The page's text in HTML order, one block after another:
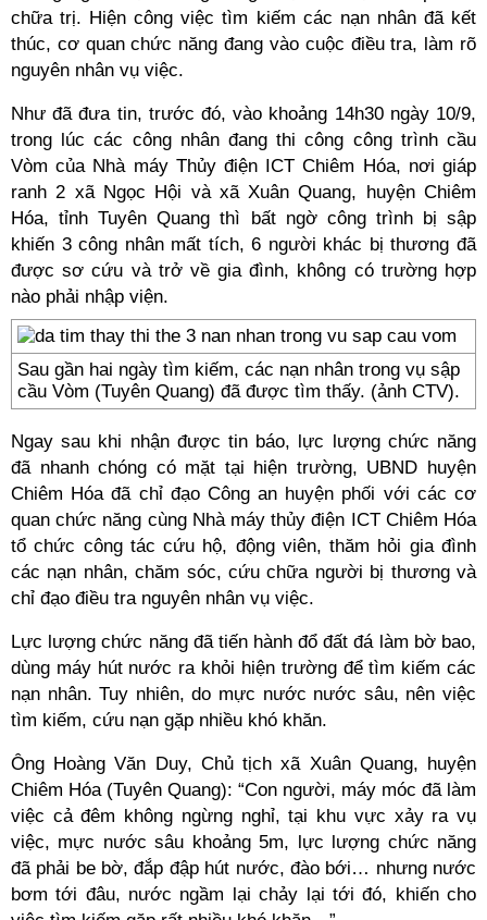
chữa trị. Hiện công việc tìm kiếm các nạn nhân đã kết
thúc, cơ quan chức năng đang vào cuộc điều tra, làm rõ
nguyên nhân vụ việc.
Như đã đưa tin, trước đó, vào khoảng 14h30 ngày 10/9,
trong lúc các công nhân đang thi công công trình cầu
Vòm của Nhà máy Thủy điện ICT Chiêm Hóa, nơi giáp
ranh 2 xã Ngọc Hội và xã Xuân Quang, huyện Chiêm
Hóa, tỉnh Tuyên Quang thì bất ngờ công trình bị sập
khiến 3 công nhân mất tích, 6 người khác bị thương đã
được sơ cứu và trở về gia đình, không có trường hợp
nào phải nhập viện.
Sau gần hai ngày tìm kiếm, các nạn nhân trong vụ sập
cầu Vòm (Tuyên Quang) đã được tìm thấy. (ảnh CTV).
Ngay sau khi nhận được tin báo, lực lượng chức năng
đã nhanh chóng có mặt tại hiện trường, UBND huyện
Chiêm Hóa đã chỉ đạo Công an huyện phối với các cơ
quan chức năng cùng Nhà máy thủy điện ICT Chiêm Hóa
tổ chức công tác cứu hộ, động viên, thăm hỏi gia đình
các nạn nhân, chăm sóc, cứu chữa người bị thương và
chỉ đạo điều tra nguyên nhân vụ việc.
Lực lượng chức năng đã tiến hành đổ đất đá làm bờ bao,
dùng máy hút nước ra khỏi hiện trường để tìm kiếm các
nạn nhân. Tuy nhiên, do mực nước nước sâu, nên việc
tìm kiếm, cứu nạn gặp nhiều khó khăn.
Ông Hoàng Văn Duy, Chủ tịch xã Xuân Quang, huyện
Chiêm Hóa (Tuyên Quang): “Con người, máy móc đã làm
việc cả đêm không ngừng nghỉ, tại khu vực xảy ra vụ
việc, mực nước sâu khoảng 5m, lực lượng chức năng
đã phải be bờ, đắp đập hút nước, đào bới… nhưng nước
bơm tới đâu, nước ngầm lại chảy lại tới đó, khiến cho